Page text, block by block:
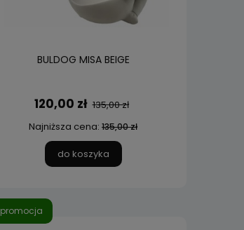
BULDOG MISA BEIGE
120,00 zł 135,00 zł
Najniższa cena: 135,00 zł
do koszyka
promocja